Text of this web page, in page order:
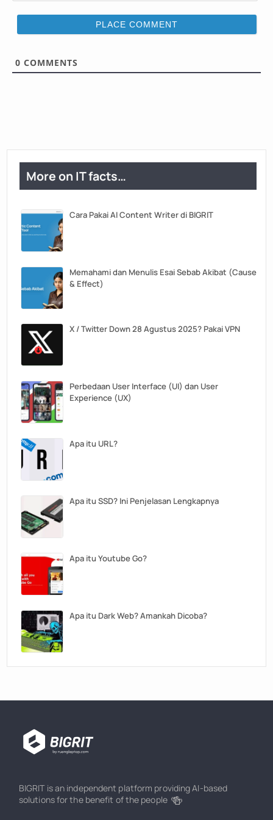
0 COMMENTS
More on IT facts…
Cara Pakai AI Content Writer di BIGRIT
Memahami dan Menulis Esai Sebab Akibat (Cause
& Effect)
X / Twitter Down 28 Agustus 2025? Pakai VPN
Perbedaan User Interface (UI) dan User
Experience (UX)
Apa itu URL?
Apa itu SSD? Ini Penjelasan Lengkapnya
Apa itu Youtube Go?
Apa itu Dark Web? Amankah Dicoba?
BIGRIT is an independent platform providing AI-based
solutions for the benefit of the people 🍻